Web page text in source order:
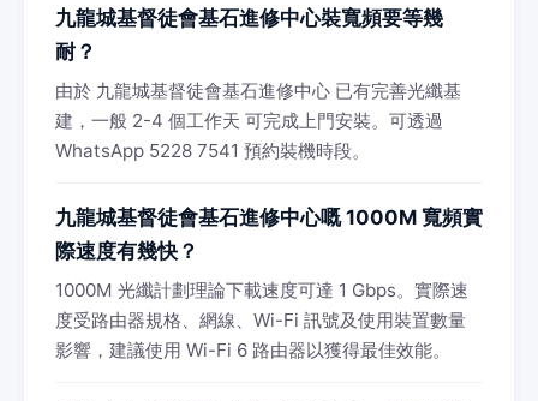
九龍城基督徒會基石進修中心裝寬頻要等幾
耐？
由於 九龍城基督徒會基石進修中心 已有完善光纖基
建，一般 2-4 個工作天 可完成上門安裝。可透過
WhatsApp 5228 7541 預約裝機時段。
九龍城基督徒會基石進修中心嘅 1000M 寬頻實
際速度有幾快？
1000M 光纖計劃理論下載速度可達 1 Gbps。實際速
度受路由器規格、網線、Wi-Fi 訊號及使用裝置數量
影響，建議使用 Wi-Fi 6 路由器以獲得最佳效能。